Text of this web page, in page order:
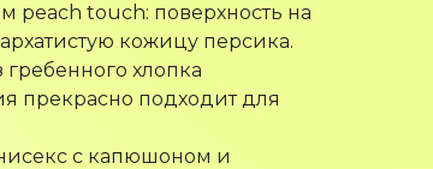
peach touch: поверхность на
кожицу персика.
хлопка
прекрасно подходит для
с капюшоном и